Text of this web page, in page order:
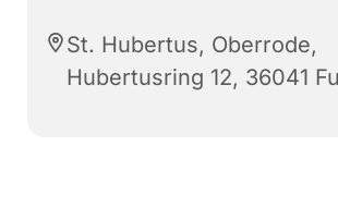
St. Hubertus, Oberrode,
Hubertusring 12, 36041